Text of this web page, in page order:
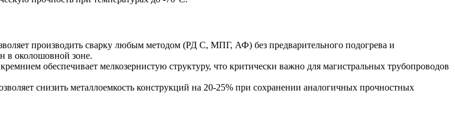
производить сварку любым методом (РД С, МПГ, АФ) без предварительного подогрева и
в околошовной зоне.
обеспечивает мелкозернистую структуру, что критически важно для магистральных трубопроводов
снизить металлоемкость конструкций на 20-25% при сохранении аналогичных прочностных